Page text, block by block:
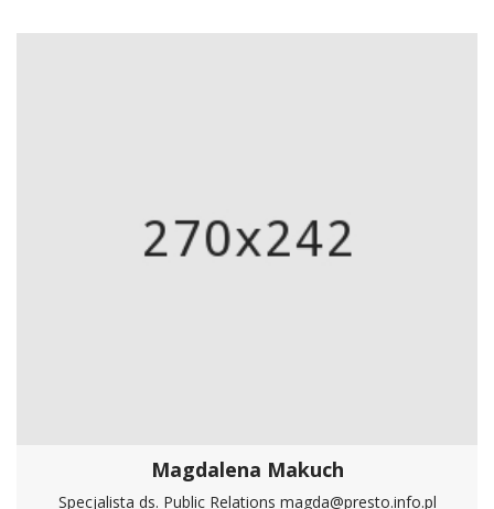
Magdalena Makuch
Specjalista ds. Public Relations magda@presto.info.pl